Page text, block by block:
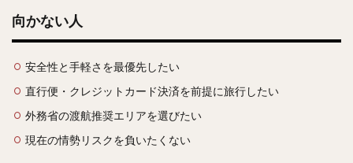
向かない人
安全性と手軽さを最優先したい
直行便・クレジットカード決済を前提に旅行したい
外務省の渡航推奨エリアを選びたい
現在の情勢リスクを負いたくない